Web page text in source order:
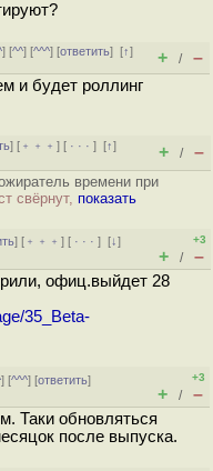
] [^^] [^^^] [ответить][↑]
+ / –
и будет роллинг
] [ ﹢﹢﹢] [ · · ·][↑]
+ / –
времени при
свёрнут, показать
] [ ﹢﹢﹢] [ · · ·][↓]
+3
+ / –
офиц.выйдет 28
35_Beta-
] [^^^] [ответить]
+3
+ / –
Таки обновляться
после выпуска.